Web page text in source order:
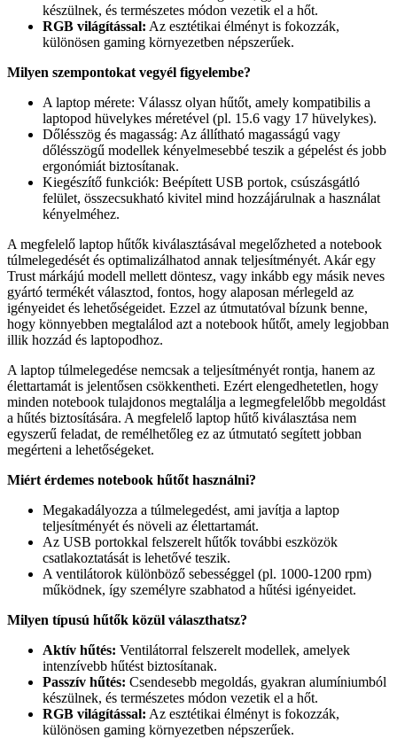
készülnek, és természetes módon vezetik el a hőt.
RGB világítással: Az esztétikai élményt is fokozzák,
különösen gaming környezetben népszerűek.
Milyen szempontokat vegyél figyelembe?
A laptop mérete: Válassz olyan hűtőt, amely kompatibilis a
laptopod hüvelykes méretével (pl. 15.6 vagy 17 hüvelykes).
Dőlésszög és magasság: Az állítható magasságú vagy
dőlésszögű modellek kényelmesebbé teszik a gépelést és jobb
ergonómiát biztosítanak.
Kiegészítő funkciók: Beépített USB portok, csúszásgátló
felület, összecsukható kivitel mind hozzájárulnak a használat
kényelméhez.
A megfelelő laptop hűtők kiválasztásával megelőzheted a notebook
túlmelegedését és optimalizálhatod annak teljesítményét. Akár egy
Trust márkájú modell mellett döntesz, vagy inkább egy másik neves
gyártó termékét választod, fontos, hogy alaposan mérlegeld az
igényeidet és lehetőségeidet. Ezzel az útmutatóval bízunk benne,
hogy könnyebben megtalálod azt a notebook hűtőt, amely legjobban
illik hozzád és laptopodhoz.
A laptop túlmelegedése nemcsak a teljesítményét rontja, hanem az
élettartamát is jelentősen csökkentheti. Ezért elengedhetetlen, hogy
minden notebook tulajdonos megtalálja a legmegfelelőbb megoldást
a hűtés biztosítására. A megfelelő laptop hűtő kiválasztása nem
egyszerű feladat, de remélhetőleg ez az útmutató segített jobban
megérteni a lehetőségeket.
Miért érdemes notebook hűtőt használni?
Megakadályozza a túlmelegedést, ami javítja a laptop
teljesítményét és növeli az élettartamát.
Az USB portokkal felszerelt hűtők további eszközök
csatlakoztatását is lehetővé teszik.
A ventilátorok különböző sebességgel (pl. 1000-1200 rpm)
működnek, így személyre szabhatod a hűtési igényeidet.
Milyen típusú hűtők közül választhatsz?
Aktív hűtés: Ventilátorral felszerelt modellek, amelyek
intenzívebb hűtést biztosítanak.
Passzív hűtés: Csendesebb megoldás, gyakran alumíniumból
készülnek, és természetes módon vezetik el a hőt.
RGB világítással: Az esztétikai élményt is fokozzák,
különösen gaming környezetben népszerűek.